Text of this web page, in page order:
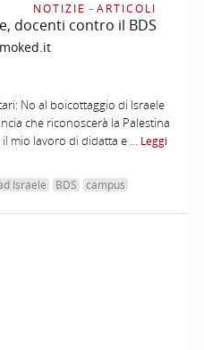
NOTIZIE –ARTICOLI
docenti contro il BDS
moked.it
No al boicottaggio di Israele
che riconoscerà la Palestina
mio lavoro di didatta e … Leggi
Israele BDS
campus